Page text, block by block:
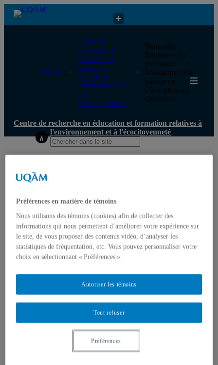
Centre de recherche en éducation et formation relatives à
l'environnement et à l'écocitoyenneté
UQAM
Centre de
recherche en
éducation et
formation
relatives à
l'environnement
et à
l'écocitoyenneté
Rencontre
Educere « La
mouvance
écologique et le
monde de
l’éducation au
Québec »
Centre de recherche en éducation et formation relatives à
l'environnement et à l'écocitoyenneté
Mission
Membres
Chercheur.e.s régulier.ère.s
Chercheur.e.s associé.e.s
Chercheur.e.s émérites
Étudiant.e.s
Partenaires
Personnel
Axes de recherche
1) Écocitoyenneté et justice
➜ Autochtonisation
Projets fondateurs et passés
Publications des membres
Préférences en matière de témoins
Nous utilisons des témoins (cookies) afin de collecter des
informations qui nous permettent d’améliorer votre expérience sur
le site, de vous proposer des contenus vidéo, d’analyser les
statistiques de fréquentation, etc. Vous pouvez personnaliser votre
choix en sélectionnant « Préférences ».
Tout refuser
Autoriser les témoins
Préférences